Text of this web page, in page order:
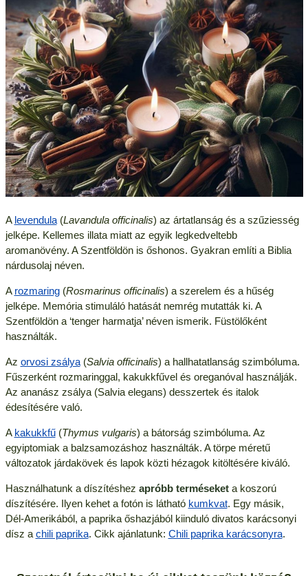
A levendula(Lavandula officinalis) az ártatlanság és a szűziesség
jelképe. Kellemes illata miatt az egyik legkedveltebb
aromanövény. A Szentföldön is őshonos. Gyakran említi a Biblia
nárdusolaj néven.
A rozmaring(Rosmarinus officinalis) a szerelem és a hűség
jelképe. Memória stimuláló hatását nemrég mutatták ki. A
Szentföldön a ‘tenger harmatja’ néven ismerik. Füstölőként
használták.
Az orvosi zsálya(Salvia officinalis) a hallhatatlanság szimbóluma.
Fűszerként rozmaringgal, kakukkfűvel és oreganóval használják.
Az ananász zsálya (Salvia elegans) desszertek és italok
édesítésére való.
A kakukkfű(Thymus vulgaris) a bátorság szimbóluma. Az
egyiptomiak a balzsamozáshoz használták. A törpe méretű
változatok járdakövek és lapok közti hézagok kitöltésére kiváló.
Használhatunk a díszítéshez apróbb terméseketa koszorú
díszítésére. Ilyen kehet a fotón is látható kumkvat. Egy másik,
Dél-Amerikából, a paprika őshazjából kiinduló divatos karácsonyi
dísz a chili paprika. Cikk ajánlatunk: Chili paprika karácsonyra.